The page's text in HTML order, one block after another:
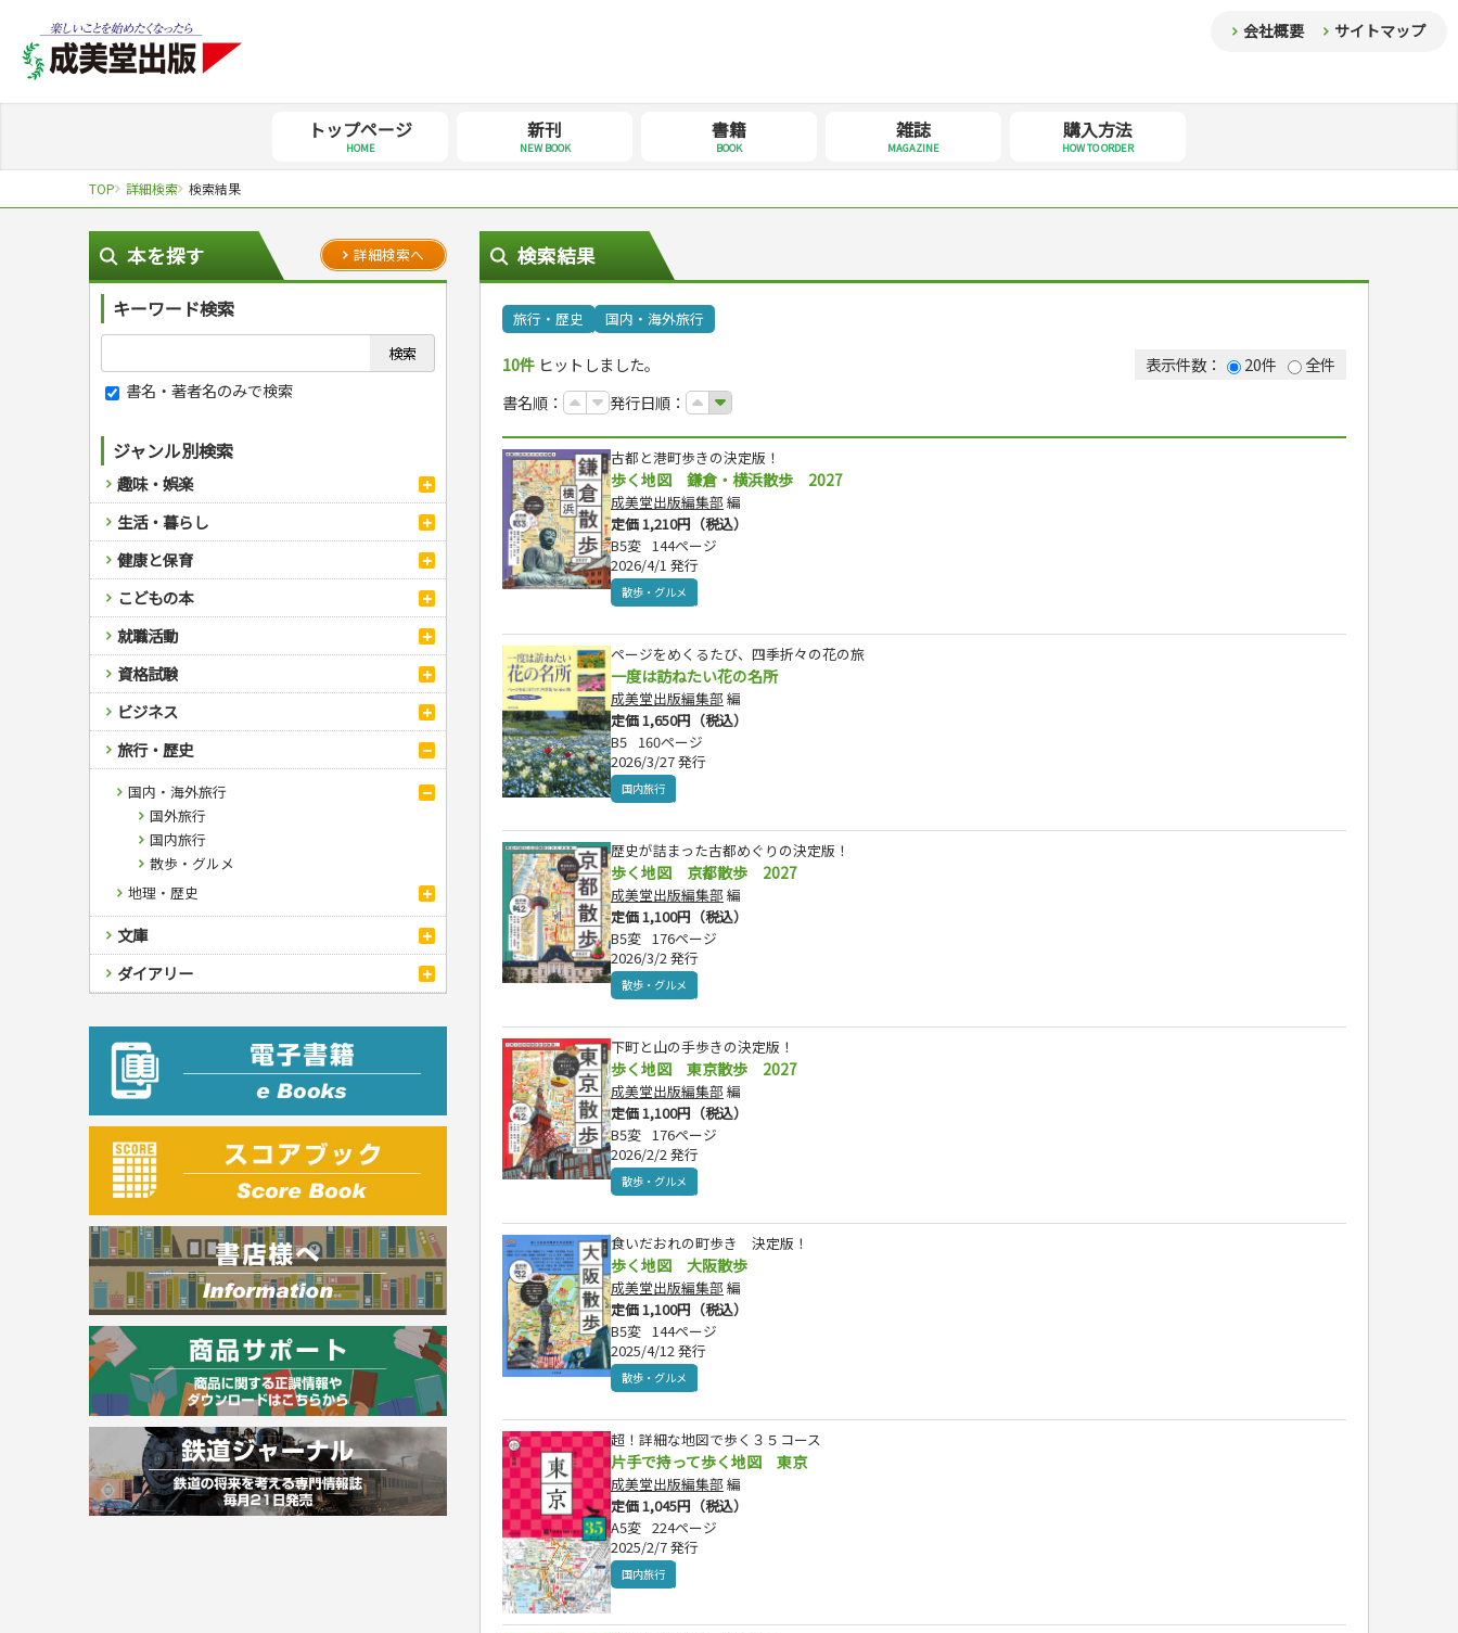
会社概要 サイトマップ
トップページ
HOME
新刊
NEW BOOK
書籍
BOOK
雑誌
MAGAZINE
購入方法
HOW TO ORDER
TOP 詳細検索 検索結果
本を探す 詳細検索へ
キーワード検索
書名・著者名のみで検索
ジャンル別検索
趣味・娯楽
スポーツ
スポーツルール
野球
ゴルフ
トレーニング
ジュニアスポーツ
その他スポーツ
自然・アウトドア・ペット
アウトドア
犬・猫
ペット・飼育
園芸・野菜づくり
雑学
娯楽・ゲーム・占い
ナンプレ
囲碁・将棋・麻雀
ゲーム・マジック
家相・風水・占い
カルチャー・芸術・趣味
鉄道・車・自転車
音楽・楽器
趣味・鑑賞・カメラ
絵画・デッサン
俳句・詩・ことば
辞典・語学
辞典
語学・旅行会話
運転免許
原付・二輪
普通免許
その他免許
生活・暮らし
料理
料理・レシピ
おもてなし・ごちそう料理
各国料理
お弁当
健康メニュー・ダイエット
調理器具クッキング
お菓子・ケーキ・パン
飲み物・お酒
手芸・クラフト
編み物
ソーイング
クラフト
住まい・インテリア・暮らし
インテリア・ハウジング
収納・掃除・暮らし
美容・ファッション
ダイエット・エクササイズ
メイク・ネイル・ヘア
着物・着つけ
冠婚葬祭・手紙・ペン字
冠婚葬祭・スピーチ・マナー
手紙・ペン字
妊娠・出産・育児
妊娠・出産・育児
離乳食・幼児食・こどもレシピ
健康と保育
家庭医学・健康
ツボ・マッサージ
家庭医学・病気
健康知識
栄養事典
生活習慣病
看護・介護
看護一般
介護一般
保育・教育
パネルシアター
指導マニュアル
こどもの本
児童一般
おりがみ・あやとり
なぞなぞ・ゲーム
占い・心理ゲーム
のりもの・ずかん
読み物・絵本
音と光のでる絵本
学参・ドリル
夏休みドリル
総復習ドリル
学習・地図
自由研究・読書感想文
えんぴつちょう
就職活動
就職活動
就職試験
公務員試験
資格試験
検定試験・資格試験
英語検定・TOEIC
漢字検定・数学検定
簿記検定
看護・薬学
ケアマネジャー
介護・社会福祉士
保育士
司法書士・社労士
行政書士・宅建
衛生管理・運行管理
建築・土木
調理師
スキル・キャリアアップ
危険物取扱者
消防設備士
その他資格試験
ビジネス
経営・経済・法律
マネー・株・資産
ビジネス・法律
簿記・経理・税金・保険
その他ビジネス
自己啓発
自己啓発
ビジネス読み物
旅行・歴史
国内・海外旅行
国外旅行
国内旅行
散歩・グルメ
地理・歴史
地理・地図
文庫
文庫
成美文庫
ダイアリー
プラチナダイアリー プレステージ
検索結果
旅行・歴史 国内・海外旅行
10件 ヒットしました。 表示件数： 20件
全件
書名順：
発行日順：
古都と港町歩きの決定版！
歩く地図 鎌倉・横浜散歩 2027
成美堂出版編集部 編
定価 1,210円（税込）
B5変 144ページ
2026/4/1 発行
散歩・グルメ
ページをめくるたび、四季折々の花の旅
一度は訪ねたい花の名所
成美堂出版編集部 編
定価 1,650円（税込）
B5 160ページ
2026/3/27 発行
国内旅行
歴史が詰まった古都めぐりの決定版！
歩く地図 京都散歩 2027
成美堂出版編集部 編
定価 1,100円（税込）
B5変 176ページ
2026/3/2 発行
散歩・グルメ
下町と山の手歩きの決定版！
歩く地図 東京散歩 2027
成美堂出版編集部 編
定価 1,100円（税込）
B5変 176ページ
2026/2/2 発行
散歩・グルメ
食いだおれの町歩き 決定版！
歩く地図 大阪散歩
成美堂出版編集部 編
定価 1,100円（税込）
B5変 144ページ
2025/4/12 発行
散歩・グルメ
超！詳細な地図で歩く３５コース
片手で持って歩く地図 東京
成美堂出版編集部 編
定価 1,045円（税込）
A5変 224ページ
2025/2/7 発行
国内旅行